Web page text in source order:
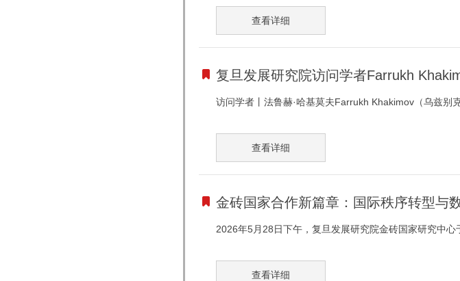
查看详细
复旦发展研究院访问学者Farrukh
访问学者丨法鲁赫·哈基莫夫Farrukh Khakimov（乌兹别
查看详细
金砖国家合作新篇章：国际秩序转型与
2026年5月28日下午，复旦发展研究院金砖国家研究中
查看详细